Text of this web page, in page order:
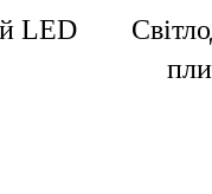
LED